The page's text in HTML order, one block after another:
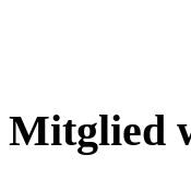
Mitglied